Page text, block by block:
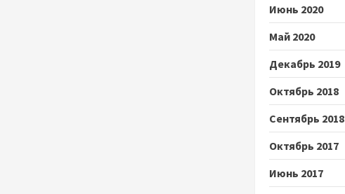
Июнь 2020
Май 2020
Декабрь 2019
Октябрь 2018
Сентябрь 2018
Октябрь 2017
Июнь 2017